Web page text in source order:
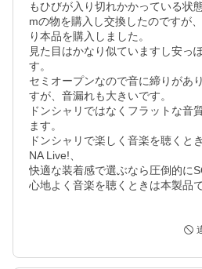
もひびが入り切れかかっている状
mの物を購入し交換したのですが
り本品を購入しました。
見た目はかなり似ていますし安っ
す。
セミオープンなので音に締りがあ
すが、音漏れも大きいです。
ドンシャリではなくフラットな音
ます。
ドンシャリで楽しく音楽を聴くと
NA Live!、
快適な装着感で選ぶなら圧倒的に
心地よく音楽を聴くときは本製品で